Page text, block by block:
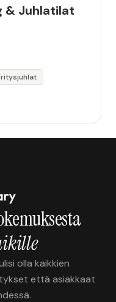
& Juhlatilat
olla kaikkien
että asiakkaat